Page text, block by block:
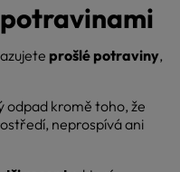
prošlé potraviny,
odpad kromě toho, že
neprospívá ani